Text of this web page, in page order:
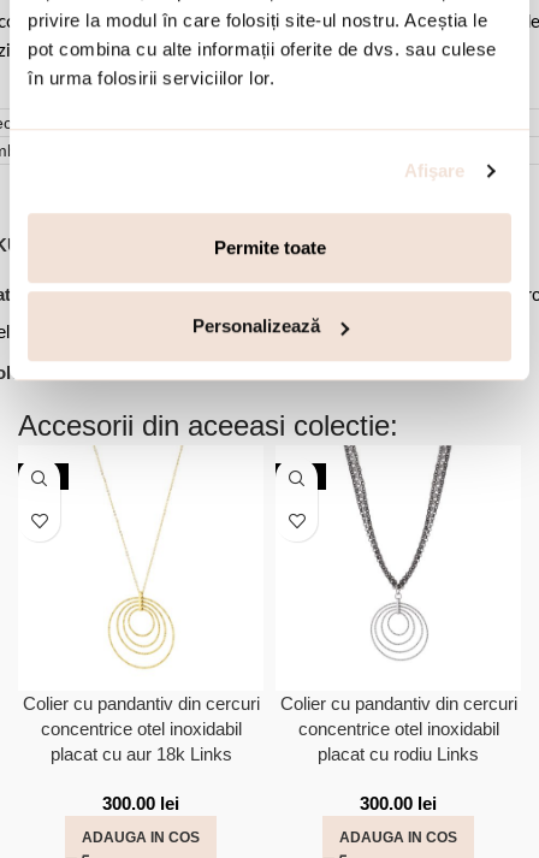
privire la modul în care folosiți site-ul nostru. Aceștia le
pot combina cu alte informații oferite de dvs. sau culese
în urma folosirii serviciilor lor.
Afişare
Permite toate
Personalizează
sa o lustruiti cu o laveta curata pentru a evita depunerea de
(0)
Bijuterii dama, Cercei, Cercei cu surub, Cercei lungi,
inoxidabil
Ofertele lunii
Accesorii din aceeasi colectie:
NOU
Colier cu pandantiv din cercuri
concentrice otel inoxidabil
placat cu aur 18k Links
300.00 lei
ADAUGA IN COS
NOU
Colier cu pandantiv din cercuri
concentrice otel inoxidabil
placat cu rodiu Links
300.00 lei
ADAUGA IN COS